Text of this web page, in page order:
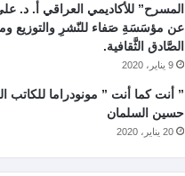
المسرح” للأكاديمي العراقي أ. د.
عن مؤسَسَةِ صَفاء للنّشرِ والتوزيع
الصَّادق الثَّقافية.
9 يناير، 2020
” أنت كما أنت ” مونودراما للكاتب
حسين السلمان
20 يناير، 2020